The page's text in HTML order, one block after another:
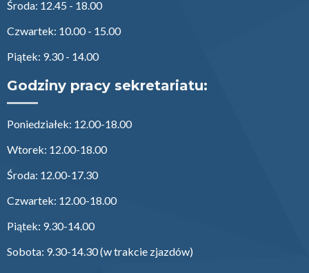
Środa: 12.45 - 18.00
Czwartek: 10.00 - 15.00
Piątek: 9.30 - 14.00
Godziny pracy sekretariatu:
Poniedziałek: 12.00-18.00
Wtorek: 12.00-18.00
Środa: 12.00-17.30
Czwartek: 12.00-18.00
Piątek: 9.30-14.00
Sobota: 9.30-14.30 (w trakcie zjazdów)